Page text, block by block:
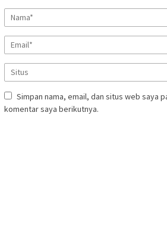
Simpan nama, email, dan situs web saya
komentar saya berikutnya.